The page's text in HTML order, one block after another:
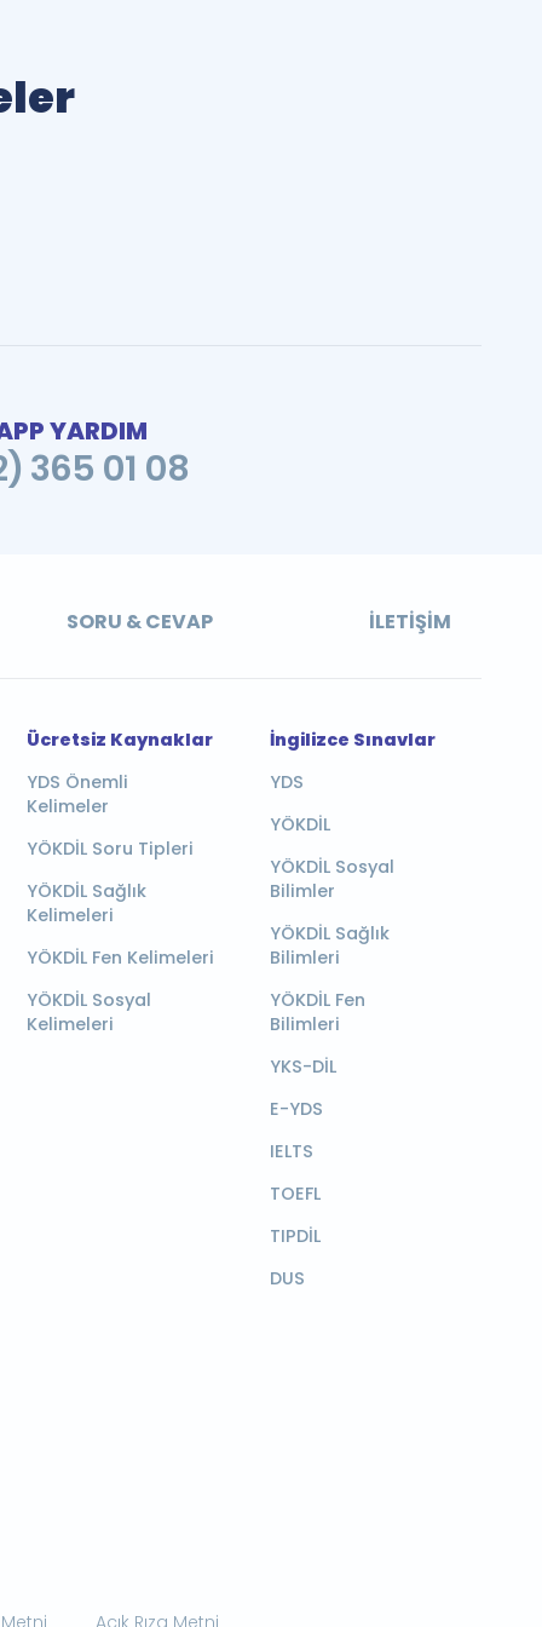
YARDIM
365 01 08
SORU & CEVAP İLETIŞIM
Ücretsiz Kaynaklar
YDS Önemli
Kelimeler
YÖKDİL Soru Tipleri
YÖKDİL Sağlık
Kelimeleri
YÖKDİL Fen Kelimeleri
YÖKDİL Sosyal
Kelimeleri
İngilizce Sınavlar
YDS
YÖKDİL
YÖKDİL Sosyal
Bilimler
YÖKDİL Sağlık
Bilimleri
YÖKDİL Fen
Bilimleri
YKS-DİL
E-YDS
IELTS
TOEFL
TIPDİL
DUS
Açık Rıza Metni